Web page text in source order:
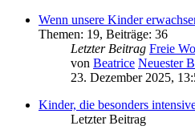
Wenn unsere Kinder
Themen: 19, Beiträge: 36
Letzter Beitrag Freie
von Beatrice Neuester
23. Dezember 2025,
Kinder, die besonders
Letzter Beitrag